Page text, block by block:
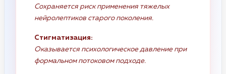
Сохраняется риск применения тяжелых
нейролептиков старого поколения.
Стигматизация:
Оказывается психологическое давление при
формальном потоковом подходе.